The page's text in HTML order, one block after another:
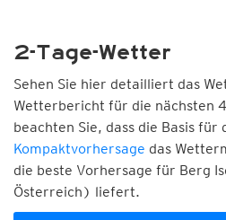
2-Tage-Wetter
Sehen Sie hier detailliert das
Wetterbericht für die nächsten
beachten Sie, dass die Basis für
Kompaktvorhersage das
die beste Vorhersage für Berg
Österreich) liefert.